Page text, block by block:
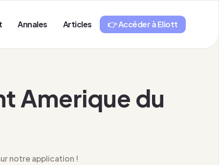
Annales Articles 👉 Accéder à Eliott
Amerique du
notre application !